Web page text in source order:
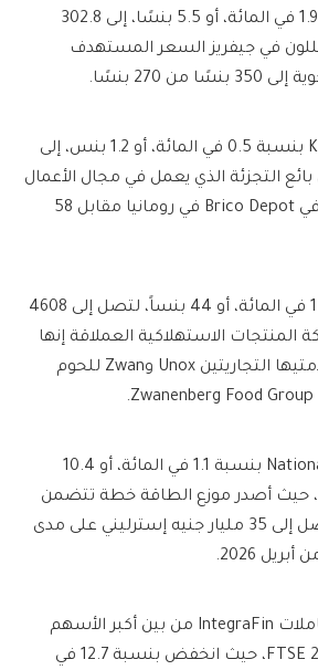
IAG مرة أخرى، مضيفًا 1.9 في المائة، أو 5.5 بنسًا، إلى 302.8
في جيفريز السعر المستهدف
270 بنسًا.
وارتفع سهم Kingfisher بنسبة 0.5 في المائة، أو 1.2 بنس، إلى
بائع التجزئة الذي يعمل في مجال الأعمال
اليدوية عن بيع أعماله في Brico Depot في رومانيا مقابل 58
خسرت شركة يونيليفر 1 في المائة، أو 44 بنساً، لتصل إلى 4608
الاستهلاكية العملاقة إنها
تلقت عرضاً ملزماً لعلامتيها التجاريتين Unox وZwan للحوم
وانخفض سهم National Grid بنسبة 1.1 في المائة، أو 10.4
926.2 نقطة، حيث أصدر موزع الطاقة خطة تتضمن
تفاصيل استثمارات تصل إلى 35 مليار جنيه إسترليني على مدى
2026.
كان مالك منصة المعاملات IntegraFin من بين أكبر الأسهم
الخاسرة في مؤشر FTSE 250، حيث انخفض بنسبة 12.7 في